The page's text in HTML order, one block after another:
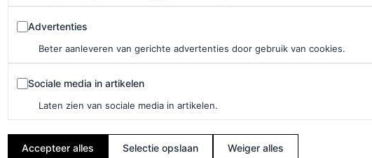
Lamers, Guillaume
Chin en Philippe
over de nieuwe
van Holland’s Next Top
OLIVERI
Yolanda Hadid over
modellenwereld: ‘Een
gezicht is niet genoeg’
MARJOLEIN VAN DEN BRAND
Advertenties
Advertenties
Beter aanleveren van gerichte advertenties door gebruik van cookies.
Sociale media in artikelen
Sociale media in artikelen
Laten zien van sociale media in artikelen.
Accepteer alles Selectie opslaan Weiger alles